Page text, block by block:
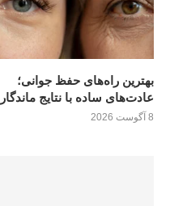
بهترین راه‌های حفظ جوانی؛
عادت‌های ساده با نتایج ماندگار
8 آگوست 2026